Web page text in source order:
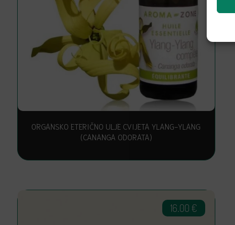
ORGANSKO ETERIČNO ULJE CVIJETA YLANG-YLANG
(CANANGA ODORATA)
16.00€